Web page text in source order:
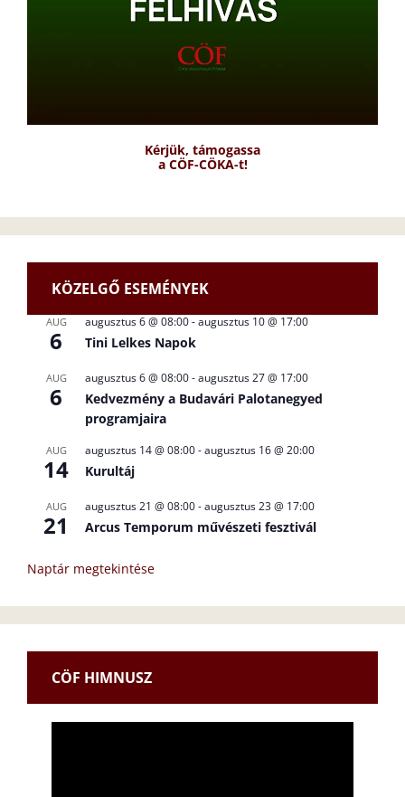
Kérjük, támogassa
a CÖF-CÖKA-t!
KÖZELGŐ ESEMÉNYEK
AUG
6
augusztus 6 @ 08:00-augusztus 10 @ 17:00
Tini Lelkes Napok
AUG
6
augusztus 6 @ 08:00-augusztus 27 @ 17:00
Kedvezmény a Budavári Palotanegyed
programjaira
AUG
14
augusztus 14 @ 08:00-augusztus 16 @ 20:00
Kurultáj
AUG
21
augusztus 21 @ 08:00-augusztus 23 @ 17:00
Arcus Temporum művészeti fesztivál
Naptár megtekintése
CÖF HIMNUSZ